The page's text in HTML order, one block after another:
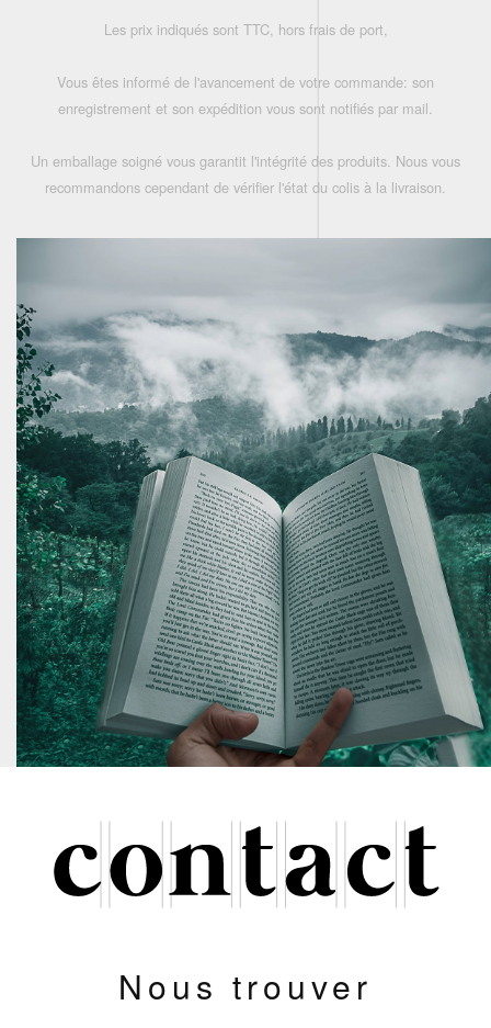
Les prix indiqués sont TTC, hors frais de port,
Vous êtes informé de l'avancement de votre commande: son
enregistrement et son expédition vous sont notifiés par mail.
Un emballage soigné vous garantit l'intégrité des produits. Nous vous
recommandons cependant de vérifier l'état du colis à la livraison.
Nous trouver